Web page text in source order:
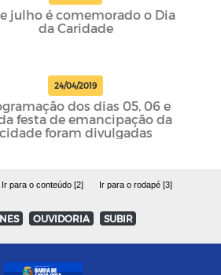
julho é comemorado o Dia
da Caridade
24/04/2019
dos dias 05, 06 e
festa de emancipação da
cidade foram divulgadas
Ir para o conteúdo [2] Ir para o rodapé [3]
OUVIDORIA SUBIR